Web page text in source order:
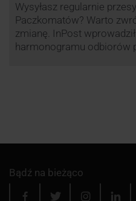
Wysyłasz regularnie
Paczkomatów? Warto
zmianę. InPost
harmonogramu odbiorów
Bądź na bieżąco